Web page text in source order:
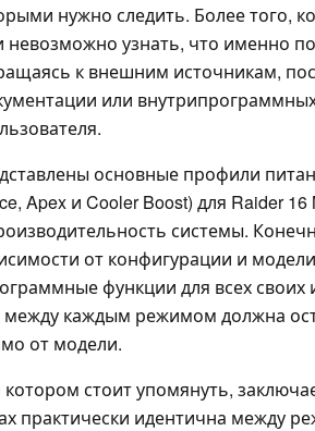
нужно следить. Более того,
невозможно узнать, что именно
к внешним источникам,
или
основные профили
Apex и Cooler Boost) для Raider 16
системы.
от конфигурации и
функции для всех своих
между каждым режимом должна
от модели.
стоит упомянуть,
практически идентична между